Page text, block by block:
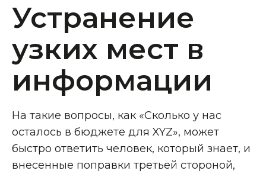
Устранение
узких мест в
информации
На такие вопросы, как «Сколько у нас
осталось в бюджете для XYZ», может
быстро ответить человек, который знает, и
внесенные поправки третьей стороной,